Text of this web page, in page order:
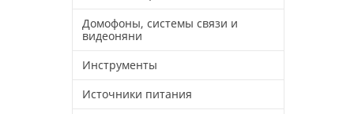
Домофоны, системы связи и
видеоняни
Инструменты
Источники питания